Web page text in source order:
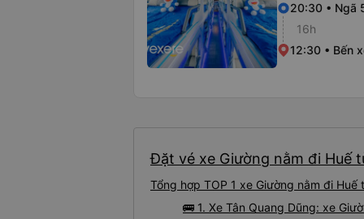
20:30 • Ngã
16h
12:30 • Bến
Đặt vé xe Giường nằm đi Huế
Tổng hợp TOP 1 xe Giường nằm đi
🚌 1. Xe Tân Quang Dũng: xe